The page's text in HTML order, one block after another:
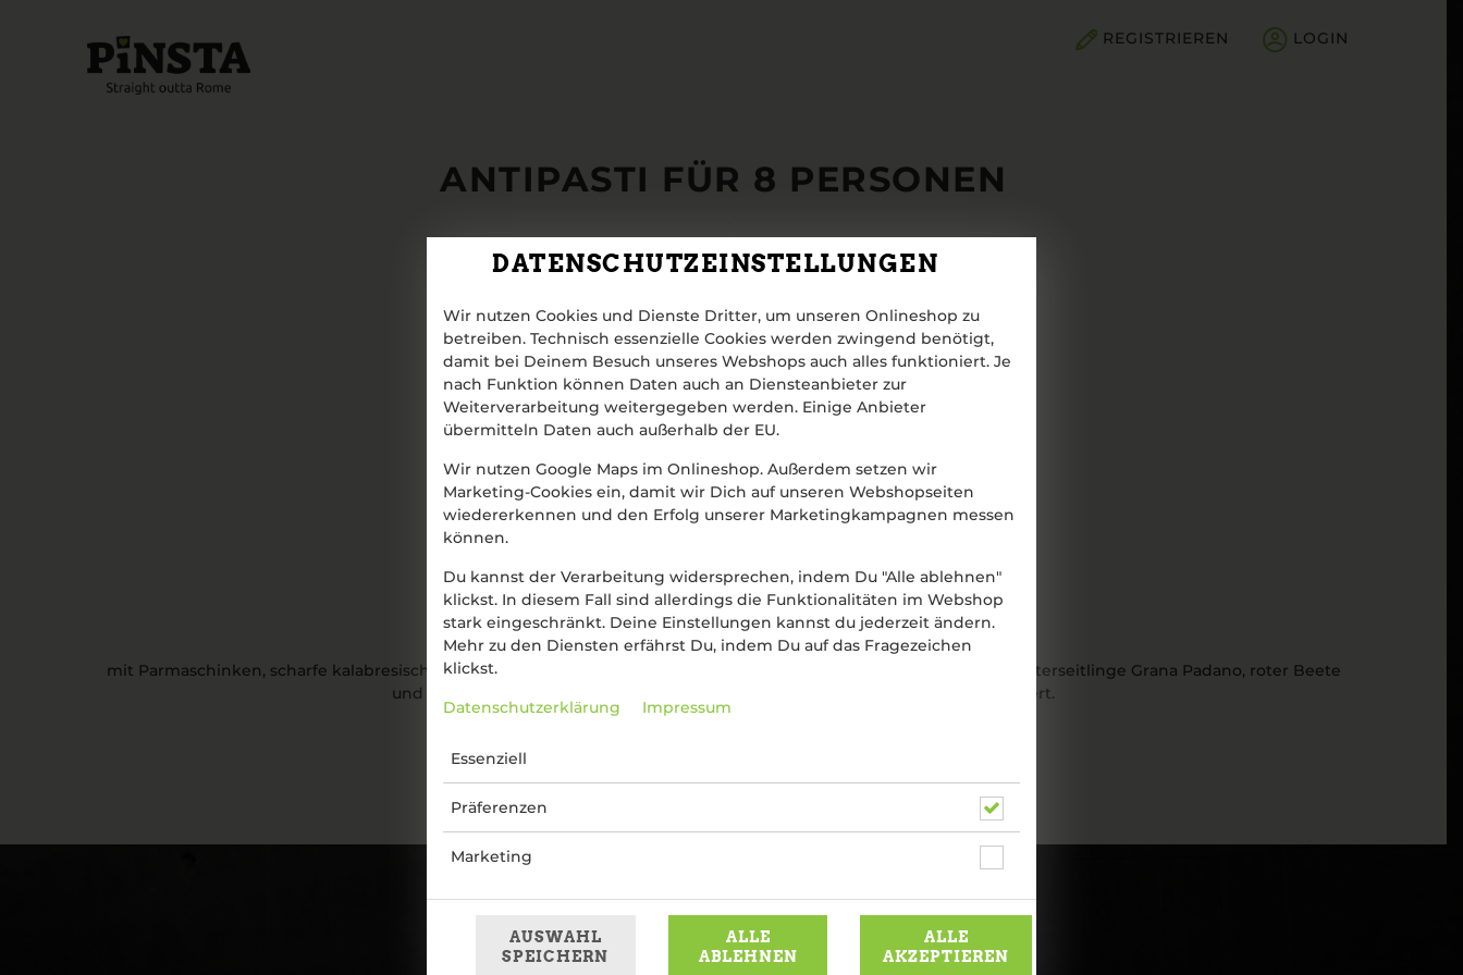
DATENSCHUTZEINSTELLUNGEN
Wir nutzen Cookies und Dienste Dritter, um unseren Onlineshop zu
betreiben. Technisch essenzielle Cookies werden zwingend benötigt,
damit bei Deinem Besuch unseres Webshops auch alles funktioniert. Je
nach Funktion können Daten auch an Diensteanbieter zur
Weiterverarbeitung weitergegeben werden. Einige Anbieter
übermitteln Daten auch außerhalb der EU.
Wir nutzen Google Maps im Onlineshop. Außerdem setzen wir
Marketing-Cookies ein, damit wir Dich auf unseren Webshopseiten
wiedererkennen und den Erfolg unserer Marketingkampagnen messen
können.
Du kannst der Verarbeitung widersprechen, indem Du "Alle ablehnen"
klickst. In diesem Fall sind allerdings die Funktionalitäten im Webshop
stark eingeschränkt. Deine Einstellungen kannst du jederzeit ändern.
Mehr zu den Diensten erfährst Du, indem Du auf das Fragezeichen
klickst.
Datenschutzerklärung Impressum
Essenziell
Präferenzen
Marketing
AUSWAHL
SPEICHERN
ALLE
ABLEHNEN
ALLE
AKZEPTIEREN
REGISTRIEREN LOGIN
ANTIPASTI FÜR 8 PERSONEN
mit Parmaschinken, scharfe kalabresische Salami, Artischocken, Oliven, halbgetrockneten Tomaten, Auberginen,Kräuterseitlinge Grana Padano, roter Beete
und Vitello Tonnato Wird mit einem hausgemachtem Pinstarelli (Pizzabrot) serviert.